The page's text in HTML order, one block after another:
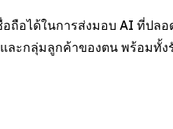
อถือได้ในการส่งมอบ AI ที่ป
ะกลุ่มลูกค้าของตน พร้อมทั้